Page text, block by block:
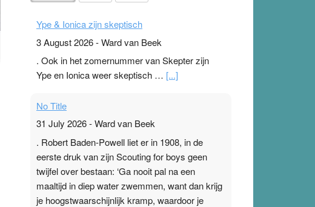
Ype & Ionica zijn skeptisch
3 August 2026-Ward van Beek
. Ook in het zomernummer van Skepter zijn
Ype en Ionica weer skeptisch … [...]
No Title
31 July 2026-Ward van Beek
. Robert Baden-Powell liet er in 1908, in de
eerste druk van zijn Scouting for boys geen
twijfel over bestaan: ‘Ga nooit pal na een
maaltijd in diep water zwemmen, want dan krijg
je hoogstwaarschijnlijk kramp, waardoor je